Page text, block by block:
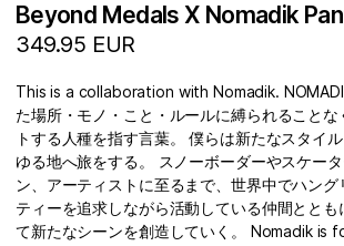
Beyond Medals X Nomadik
349.95 EUR
This is a collaboration with Nomadik.
た場所・モノ・こと・ルールに縛られること
トする人種を指す言葉。 僕らは新たなスタイ
ゆる地へ旅をする。 スノーボーダーやスケー
ン、アーティストに至るまで、世界中でハング
ティーを追求しながら活動している仲間とと
て新たなシーンを創造していく。 Nomadik is